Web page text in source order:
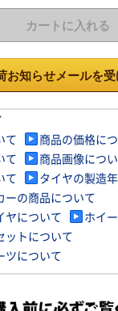
カートに入れる
お知らせメールを受
て
商品の価格に
て
商品画像につ
て
タイヤの製造
ーの商品について
ヤについて
ホイ
ットについて
ツについて